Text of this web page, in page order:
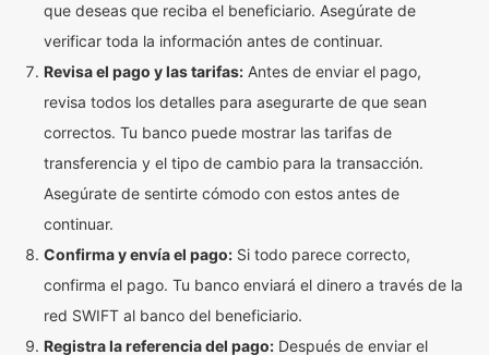
que deseas que reciba el beneficiario. Asegúrate de
verificar toda la información antes de continuar.
Revisa el pago y las tarifas: Antes de enviar el pago,
revisa todos los detalles para asegurarte de que sean
correctos. Tu banco puede mostrar las tarifas de
transferencia y el tipo de cambio para la transacción.
Asegúrate de sentirte cómodo con estos antes de
continuar.
Confirma y envía el pago: Si todo parece correcto,
confirma el pago. Tu banco enviará el dinero a través de la
red SWIFT al banco del beneficiario.
Registra la referencia del pago: Después de enviar el